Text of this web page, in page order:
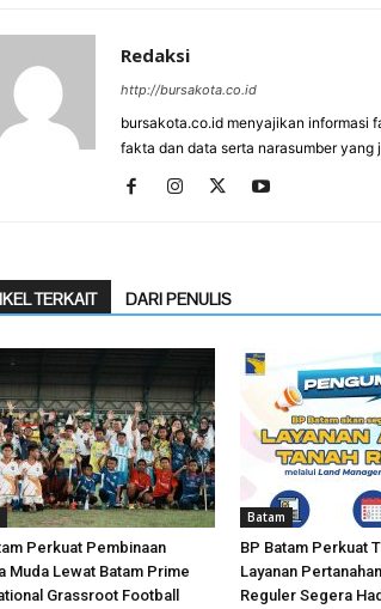
Redaksi
http://bursakota.co.id
bursakota.co.id menyajikan informasi
fakta dan data serta narasumber yang
TERKAIT DARI PENULIS
Perkuat Pembinaan
Muda Lewat Batam Prime
Grassroot Football
Batam
BP Batam Perkuat
Layanan
Reguler Segera